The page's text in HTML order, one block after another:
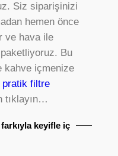
Siz siparişinizi
hemen önce
ve hava ile
Bu
kahve içmenize
pratik filtre
tıklayın…
keyifle iç